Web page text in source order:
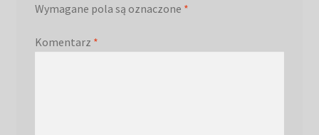
Wymagane pola są oznaczone *
Komentarz *